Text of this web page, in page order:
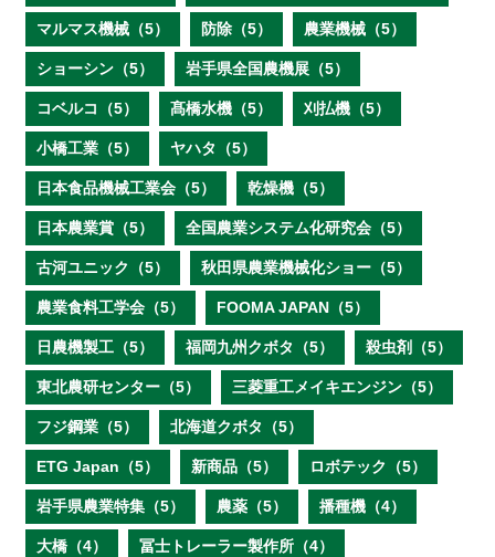
マルマス機械（5） 防除（5） 農業機械（5）
ショーシン（5） 岩手県全国農機展（5）
コベルコ（5） 髙橋水機（5） 刈払機（5）
小橋工業（5） ヤハタ（5）
日本食品機械工業会（5） 乾燥機（5）
日本農業賞（5） 全国農業システム化研究会（5）
古河ユニック（5） 秋田県農業機械化ショー（5）
農業食料工学会（5） FOOMA JAPAN（5）
日農機製工（5） 福岡九州クボタ（5） 殺虫剤（5）
東北農研センター（5） 三菱重工メイキエンジン（5）
フジ鋼業（5） 北海道クボタ（5）
ETG Japan（5） 新商品（5） ロボテック（5）
岩手県農業特集（5） 農薬（5） 播種機（4）
大橋（4） 冨士トレーラー製作所（4）